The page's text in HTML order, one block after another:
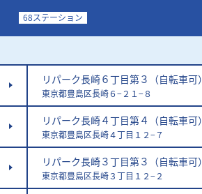
68ステーション
リパーク長崎６丁目第３（自転車可）
東京都豊島区長崎６−２１−８
リパーク長崎４丁目第４（自転車可）
東京都豊島区長崎４丁目１２−７
リパーク長崎３丁目第３（自転車可）
東京都豊島区長崎３丁目１２−２